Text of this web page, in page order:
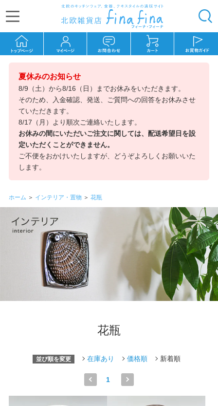
夏休みのお知らせ
8/9（土）から8/16（日）までお休みをいただきます。
そのため、入金確認、発送、ご質問への回答をお休みさせ
ていただきます。
8/17（月）より順次ご連絡いたします。
お休みの間にいただいご注文に関しては、配送希望日を設
定いただくことができません。
ご不便をおかけいたしますが、どうぞよろしくお願いいた
します。
ホーム ＞ インテリア・置物 ＞ 花瓶
花瓶
並び順を変更 在庫あり 価格順 新着順
1